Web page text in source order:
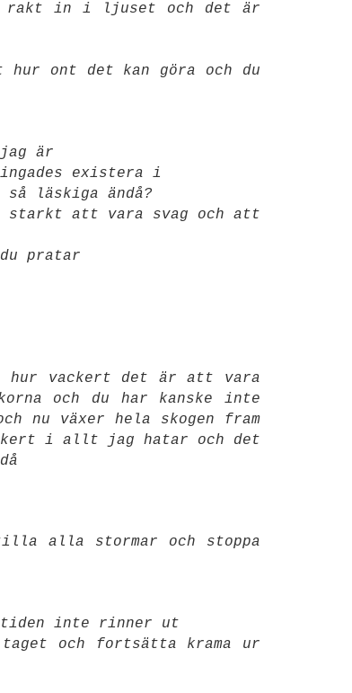
rakt in i ljuset och det är
ont det kan göra och du
är
existera i
läskiga ändå?
starkt att vara svag och att
pratar
hur vackert det är att vara
och du har kanske inte
nu växer hela skogen fram
i allt jag hatar och det
alla stormar och stoppa
inte rinner ut
och fortsätta krama ur